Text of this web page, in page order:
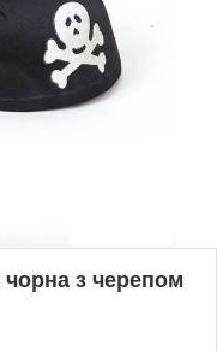
з черепом